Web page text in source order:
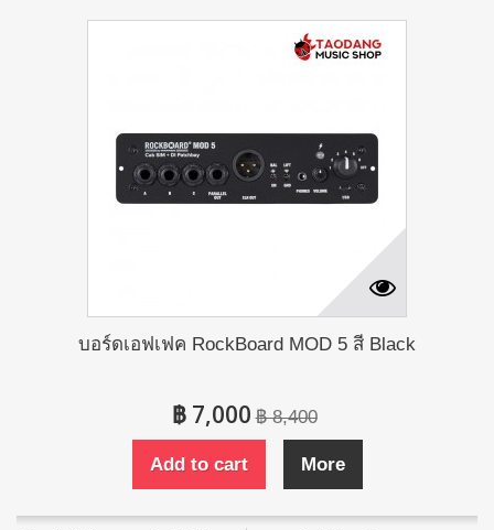
บอร์ดเอฟเฟค RockBoard MOD 5 สี Black
฿ 7,000 ฿ 8,400
Add to cart More